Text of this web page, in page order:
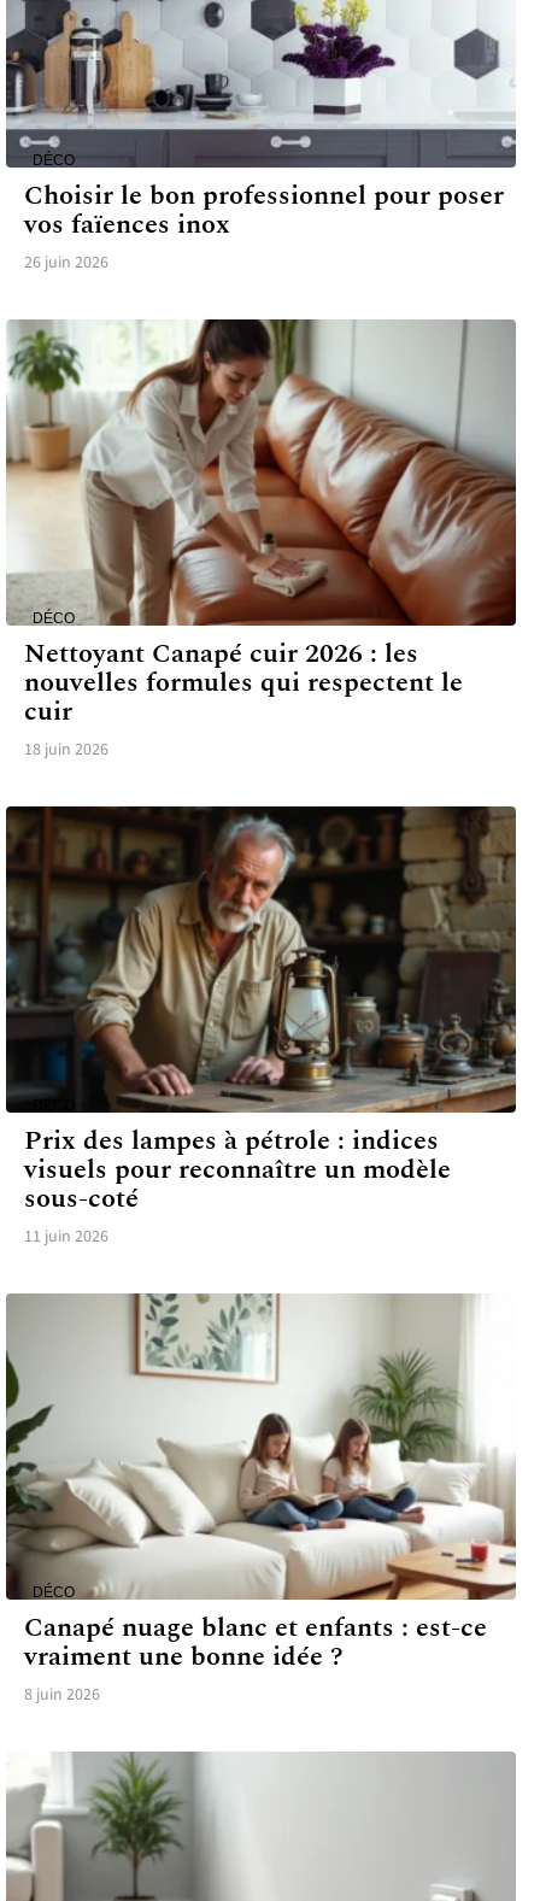
DÉCO
Choisir le bon professionnel pour poser
vos faïences inox
26 juin 2026
DÉCO
Nettoyant Canapé cuir 2026 : les
nouvelles formules qui respectent le
cuir
18 juin 2026
Prix des lampes à pétrole : indices
visuels pour reconnaître un modèle
sous-coté
11 juin 2026
DÉCO
Canapé nuage blanc et enfants : est-ce
vraiment une bonne idée ?
8 juin 2026